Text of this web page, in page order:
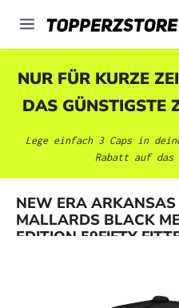
springen
NUR FÜR KURZE
DAS GÜNSTIGSTE
Lege einfach 3 Caps in
Rabatt auf das
NEW ERA
MALLARDS BLACK
EDITION 59FIFTY